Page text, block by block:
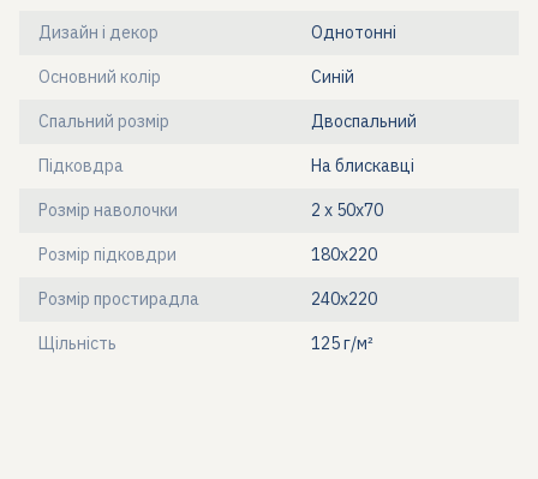
Дизайн і декор Однотонні
Основний колір Синій
Спальний розмір Двоспальний
Підковдра На блискавці
Розмір наволочки 2 х 50х70
Розмір підковдри 180x220
Розмір простирадла 240x220
Щільність 125 г/м²